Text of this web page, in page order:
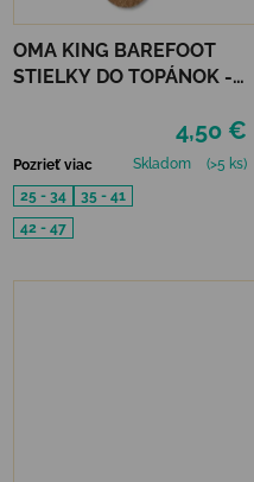
OMA KING BAREFOOT
STIELKY DO TOPÁNOK -
4,50 €
Pozrieť viac Skladom
(>5 ks)
25 - 34
35 - 41
42 - 47